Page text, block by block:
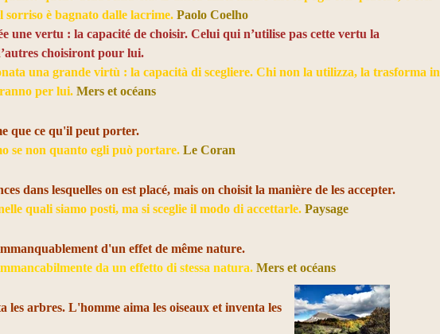
sorriso è bagnato dalle lacrime.Paolo Coelho
une vertu : la capacité de choisir. Celui qui n’utilise pas cette vertu la
choisiront pour lui.
una grande virtù : la capacità di scegliere. Chi non la utilizza, la trasforma in
per lui.Mers et océans
que ce qu'il peut porter.
se non quanto egli può portare.Le Coran
dans lesquelles on est placé, mais on choisit la manière de les accepter.
quali siamo posti, ma si sceglie il modo di accettarle.Paysage
d'un effet de même nature.
da un effetto di stessa natura. Mers et océans
les arbres. L'homme aima les oiseaux et inventa les